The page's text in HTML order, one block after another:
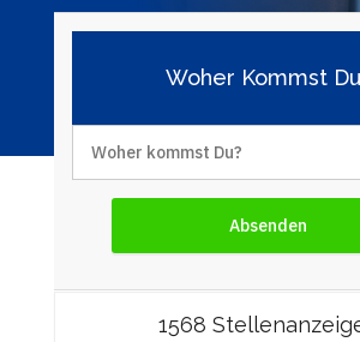
Woher Kommst
1568